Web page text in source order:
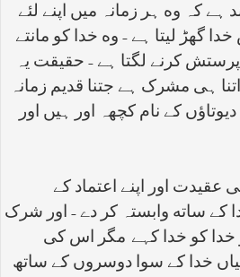
ہے کہ وه ہر زمانہ میں اپنے لئے
گهڑ لیتا ہے - وه خدا کو مانتے
کرنے لگتا ہے - حقیقت یہ
ہی مشرک ہے جتنا قدیم زمانہ
کے نام کچهہ اور ہیں اور
عقیدت اور اپنے اعتماد کے
ساته وابستہ کر دے - اور شرک
خدا کو خدا کہے مگر اس کی
خدا کے سوا دوسروں کے ساتھ